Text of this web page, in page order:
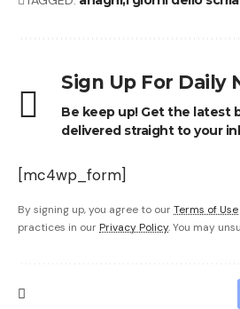
Sign Up For Daily
Be keep up! Get the latest
delivered straight to your
[mc4wp_form]
By signing up, you agree to ourTerms of Use
practices in our Privacy Policy. You may